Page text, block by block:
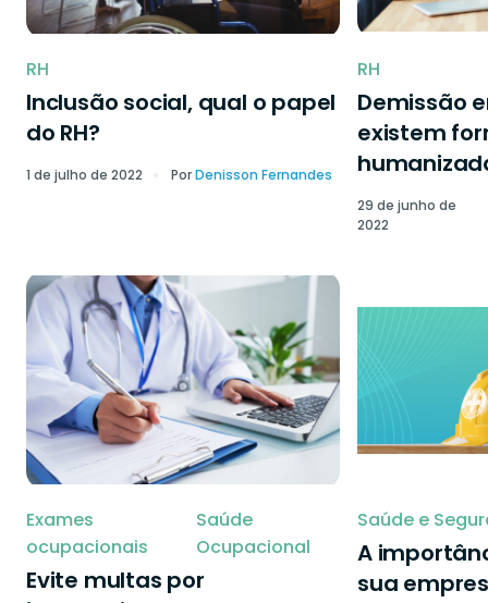
RH
Inclusão social, qual o papel
do RH?
1 de julho de 2022 PorDenisson Fernandes
RH
Demissão
existem
29 de junho de
2022
Exames
ocupacionais
Saúde
Ocupacional
Evite multas por
Saúde e
A
sua